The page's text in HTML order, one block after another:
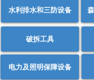
水利排水和三防设备
破拆工具
电力及照明保障设备